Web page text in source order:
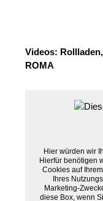
Videos:
ROMA
Hier würden wir
Hierfür benötigen
Cookies auf
Ihres
Marketing-
diese Box, wenn